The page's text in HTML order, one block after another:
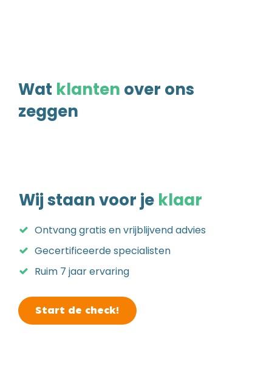
Wat klanten over ons
zeggen
Wij staan voor je klaar
Ontvang gratis en vrijblijvend advies
Gecertificeerde specialisten
Ruim 7 jaar ervaring
Start de check!